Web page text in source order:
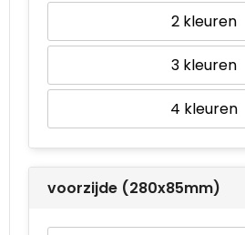
2
3
4
voorzijde (280x85mm)